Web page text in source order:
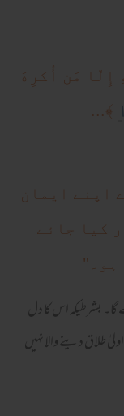
إِلّا مَن أُكرِهَ
﴾...
اپنے ایمان
کیا جائے
ہو۔"
گا۔ بشرطیکہ اس کا دل
طلاق دینے والا نہیں